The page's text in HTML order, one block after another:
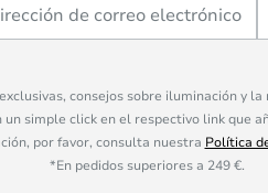
consejos sobre iluminación y
simple click en el respectivo link que
por favor, consulta nuestra Política
*En pedidos superiores a 249 €.